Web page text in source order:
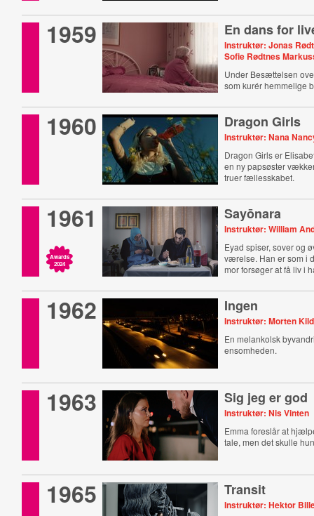
1959 En dans for
Instruktør: Jonas
Sofie Rødtnes
Under Besættelsen
som kurér hemmelige
1960 Dragon Girls
Instruktør: Nana
Dragon Girls er
en ny papsøster
truer fællesskabet.
1961
Awards
2024
Sayōnara
Instruktør: William
Eyad spiser, sover og
værelse. Han er som i
mor forsøger at få liv i
1962 Ingen
Instruktør: Morten
En melankolsk
ensomheden.
1963 Sig jeg er god
Instruktør: Nis Vinten
Emma foreslår at
tale, men det skulle
1965 Transit
Instruktør: Hektor